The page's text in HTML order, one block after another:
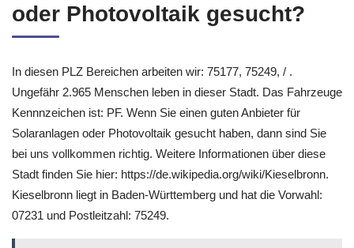
oder Photovoltaik gesucht?
In diesen PLZ Bereichen arbeiten wir: 75177, 75249, / .
Ungefähr 2.965 Menschen leben in dieser Stadt. Das Fahrzeuge
Kennnzeichen ist: PF. Wenn Sie einen guten Anbieter für
Solaranlagen oder Photovoltaik gesucht haben, dann sind Sie
bei uns vollkommen richtig. Weitere Informationen über diese
Stadt finden Sie hier: https://de.wikipedia.org/wiki/Kieselbronn.
Kieselbronn liegt in Baden-Württemberg und hat die Vorwahl:
07231 und Postleitzahl: 75249.